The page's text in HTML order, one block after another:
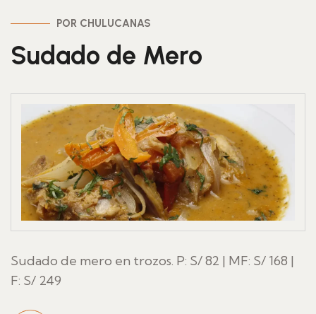
POR CHULUCANAS
Sudado de Mero
Sudado de mero en trozos. P: S/ 82 | MF: S/ 168 |
F: S/ 249